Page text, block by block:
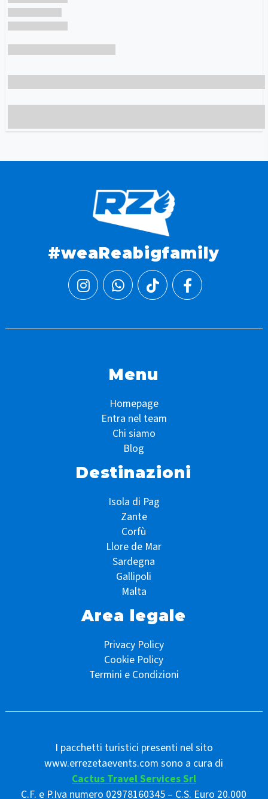
#weaReabigfamily
Menu
Homepage
Entra nel team
Chi siamo
Blog
Destinazioni
Isola di Pag
Zante
Corfù
Llore de Mar
Sardegna
Gallipoli
Malta
Area legale
Privacy Policy
Cookie Policy
Termini e Condizioni
I pacchetti turistici presenti nel sito
www.errezetaevents.com sono a cura di
Cactus Travel Services Srl
C.F. e P.Iva numero 02978160345 – C.S. Euro 20.000